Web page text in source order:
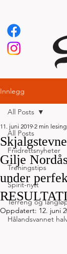
Innlegg
All Posts
Friidrettsnyheter
Treningstips
Spirit-nytt
Terreng og
Hålandsvannet
All Posts
Gilje
under
11. juni 2019 2 min lesing
Oppdatert: 12. juni